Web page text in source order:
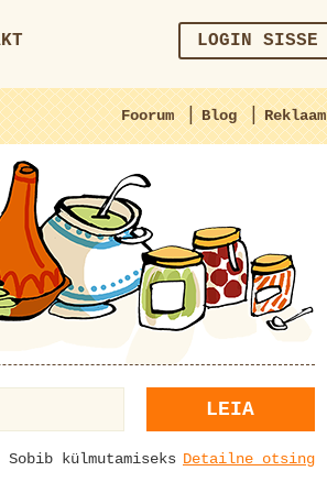
LOGIN SISSE
Foorum | Blog | Reklaam
LEIA
Sobib külmutamiseks Detailne otsing